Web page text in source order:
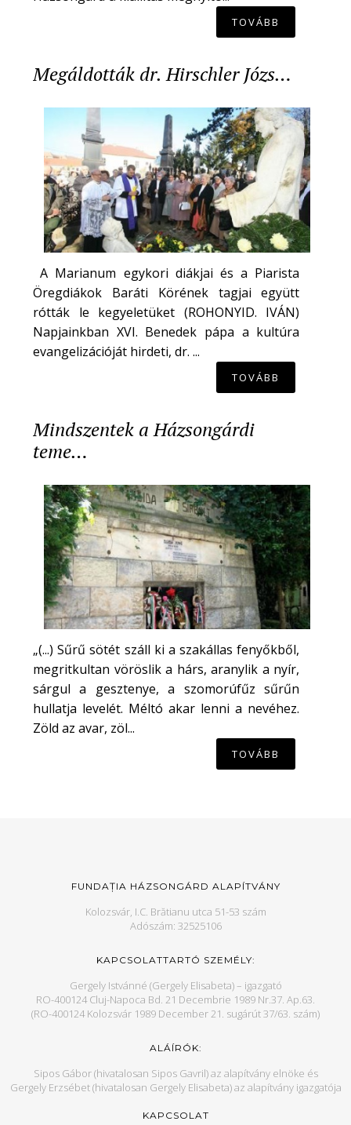
TOVÁBB
Megáldották dr. Hirschler Józs…
A Marianum egykori diákjai és a Piarista
Öregdiákok Baráti Körének tagjai együtt
rótták le kegyeletüket (ROHONYID. IVÁN)
Napjainkban XVI. Benedek pápa a kultúra
evangelizációját hirdeti, dr. ...
TOVÁBB
Mindszentek a Házsongárdi
teme…
„(...) Sűrű sötét száll ki a szakállas fenyőkből,
megritkultan vöröslik a hárs, aranylik a nyír,
sárgul a gesztenye, a szomorúfűz sűrűn
hullatja levelét. Méltó akar lenni a nevéhez.
Zöld az avar, zöl...
TOVÁBB
FUNDAȚIA HÁZSONGÁRD ALAPÍTVÁNY
Kolozsvár, I.C. Brătianu utca 51-53 szám
Adószám: 32525106
KAPCSOLATTARTÓ SZEMÉLY:
Gergely Istvánné (Gergely Elisabeta) – igazgató
RO-400124 Cluj-Napoca Bd. 21 Decembrie 1989 Nr.37. Ap.63.
(RO-400124 Kolozsvár 1989 December 21. sugárút 37/63. szám)
ALÁÍRÓK:
Sipos Gábor (hivatalosan Sipos Gavril) az alapítvány elnöke és
Gergely Erzsébet (hivatalosan Gergely Elisabeta) az alapítvány igazgatója
KAPCSOLAT